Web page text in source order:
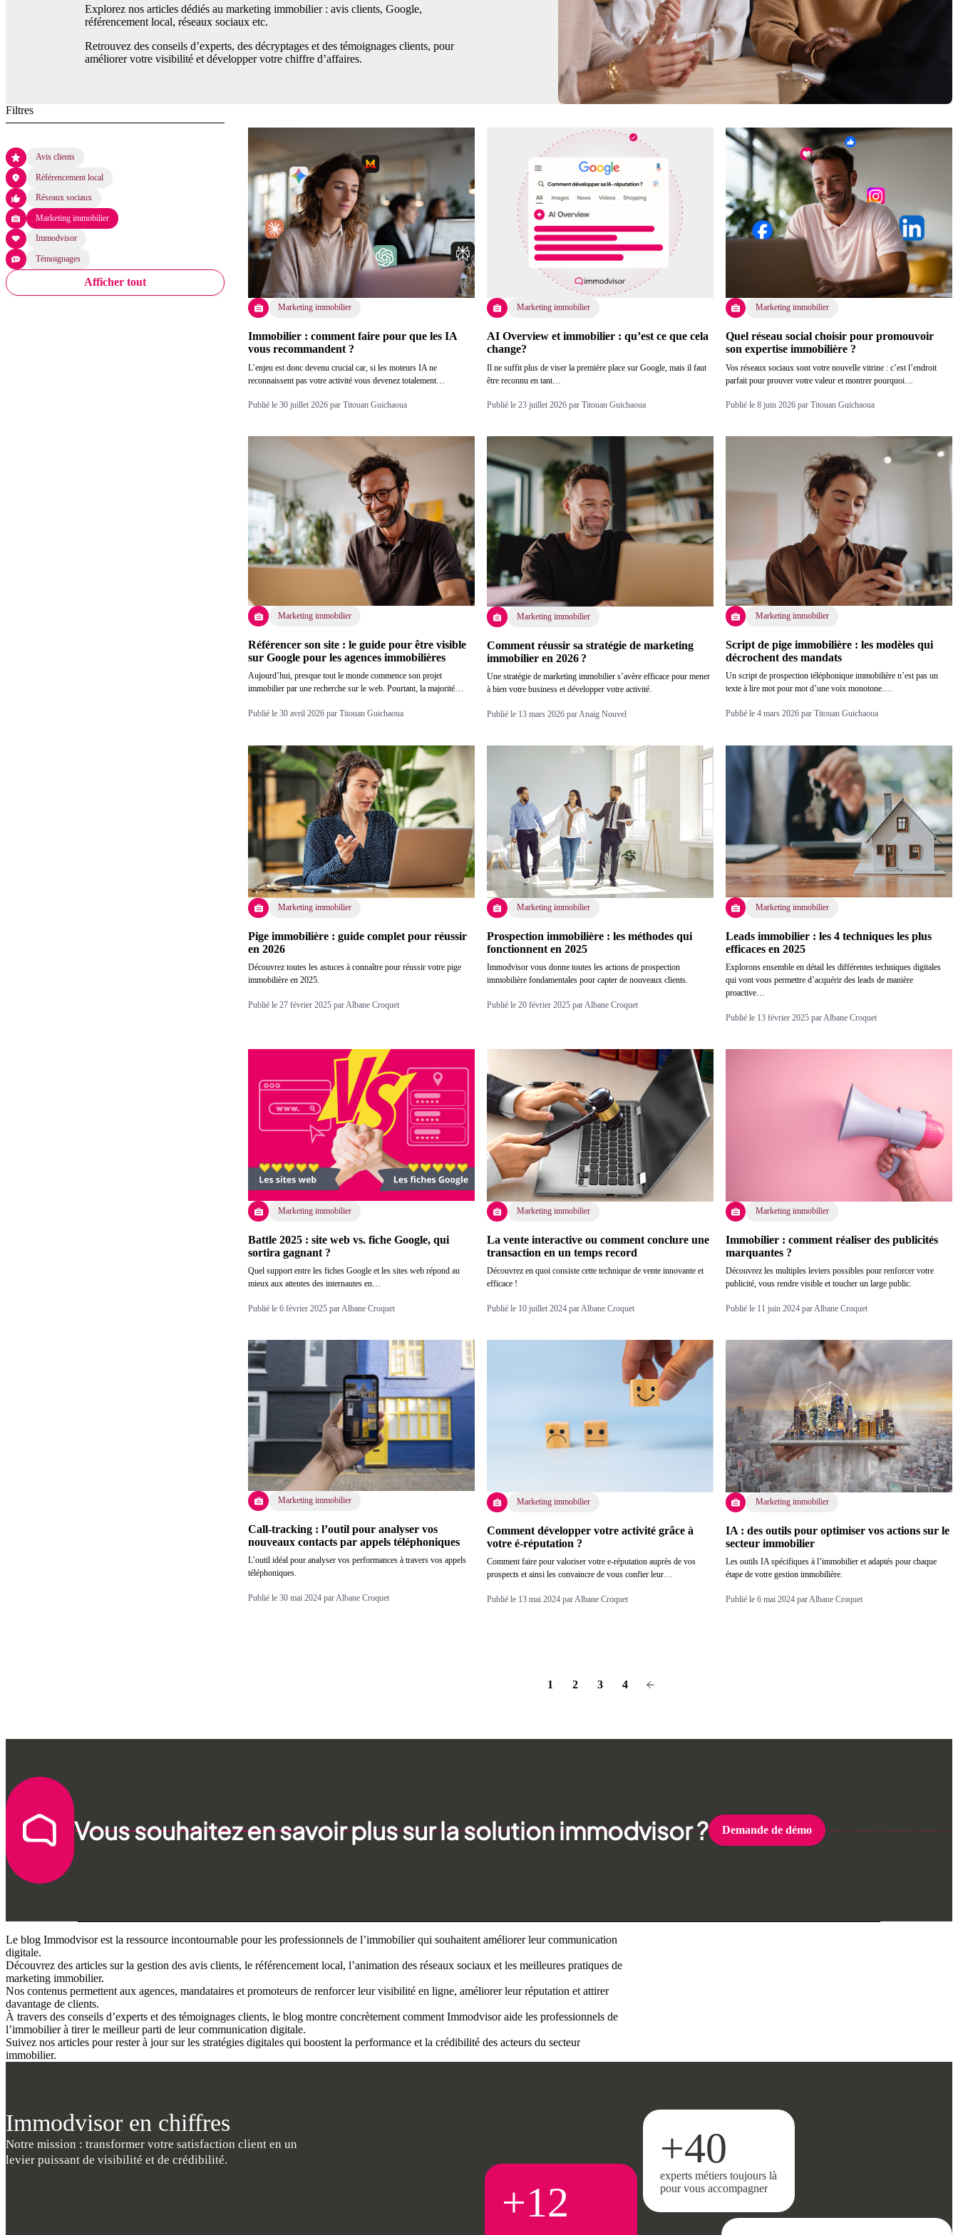
Explorez nos articles dédiés au marketing immobilier : avis clients, Google,
référencement local, réseaux sociaux etc.
Retrouvez des conseils d’experts, des décryptages et des témoignages clients, pour
améliorer votre visibilité et développer votre chiffre d’affaires.
Filtres
Avis clients
Référencement local
Réseaux sociaux
Marketing immobilier
Immodvisor
Témoignages
Afficher tout
Marketing immobilier
Immobilier : comment faire pour que les IA
vous recommandent ?
L’enjeu est donc devenu crucial car, si les moteurs IA ne
reconnaissent pas votre activité vous devenez totalement…
Publié le 30 juillet 2026 par Titouan Guichaoua
Marketing immobilier
AI Overview et immobilier : qu’est ce que cela
change?
Il ne suffit plus de viser la première place sur Google, mais il faut
être reconnu en tant…
Publié le 23 juillet 2026 par Titouan Guichaoua
Marketing immobilier
Quel réseau social choisir pour promouvoir
son expertise immobilière ?
Vos réseaux sociaux sont votre nouvelle vitrine : c’est l’endroit
parfait pour prouver votre valeur et montrer pourquoi…
Publié le 8 juin 2026 par Titouan Guichaoua
Marketing immobilier
Référencer son site : le guide pour être visible
sur Google pour les agences immobilières
Aujourd’hui, presque tout le monde commence son projet
immobilier par une recherche sur le web. Pourtant, la majorité…
Publié le 30 avril 2026 par Titouan Guichaoua
Marketing immobilier
Comment réussir sa stratégie de marketing
immobilier en 2026 ?
Une stratégie de marketing immobilier s’avère efficace pour mener
à bien votre business et développer votre activité.
Publié le 13 mars 2026 par Anaig Nouvel
Marketing immobilier
Script de pige immobilière : les modèles qui
décrochent des mandats
Un script de prospection téléphonique immobilière n’est pas un
texte à lire mot pour mot d’une voix monotone.…
Publié le 4 mars 2026 par Titouan Guichaoua
Marketing immobilier
Pige immobilière : guide complet pour réussir
en 2026
Découvrez toutes les astuces à connaître pour réussir votre pige
immobilière en 2025.
Publié le 27 février 2025 par Albane Croquet
Marketing immobilier
Prospection immobilière : les méthodes qui
fonctionnent en 2025
Immodvisor vous donne toutes les actions de prospection
immobilière fondamentales pour capter de nouveaux clients.
Publié le 20 février 2025 par Albane Croquet
Marketing immobilier
Leads immobilier : les 4 techniques les plus
efficaces en 2025
Explorons ensemble en détail les différentes techniques digitales
qui vont vous permettre d’acquérir des leads de manière
proactive…
Publié le 13 février 2025 par Albane Croquet
Marketing immobilier
Battle 2025 : site web vs. fiche Google, qui
sortira gagnant ?
Quel support entre les fiches Google et les sites web répond au
mieux aux attentes des internautes en…
Publié le 6 février 2025 par Albane Croquet
Marketing immobilier
La vente interactive ou comment conclure une
transaction en un temps record
Découvrez en quoi consiste cette technique de vente innovante et
efficace !
Publié le 10 juillet 2024 par Albane Croquet
Marketing immobilier
Immobilier : comment réaliser des publicités
marquantes ?
Découvrez les multiples leviers possibles pour renforcer votre
publicité, vous rendre visible et toucher un large public.
Publié le 11 juin 2024 par Albane Croquet
Marketing immobilier
Call-tracking : l’outil pour analyser vos
nouveaux contacts par appels téléphoniques
L’outil idéal pour analyser vos performances à travers vos appels
téléphoniques.
Publié le 30 mai 2024 par Albane Croquet
Marketing immobilier
Comment développer votre activité grâce à
votre é-réputation ?
Comment faire pour valoriser votre e-réputation auprès de vos
prospects et ainsi les convaincre de vous confier leur…
Publié le 13 mai 2024 par Albane Croquet
Marketing immobilier
IA : des outils pour optimiser vos actions sur le
secteur immobilier
Les outils IA spécifiques à l’immobilier et adaptés pour chaque
étape de votre gestion immobilière.
Publié le 6 mai 2024 par Albane Croquet
1 2 3 4
Vous souhaitez en savoir plus sur la solution immodvisor ? Demande de démo
Le blog Immodvisor est la ressource incontournable pour les professionnels de l’immobilier qui souhaitent améliorer leur communication
digitale.
Découvrez des articles sur la gestion des avis clients, le référencement local, l’animation des réseaux sociaux et les meilleures pratiques de
marketing immobilier.
Nos contenus permettent aux agences, mandataires et promoteurs de renforcer leur visibilité en ligne, améliorer leur réputation et attirer
davantage de clients.
À travers des conseils d’experts et des témoignages clients, le blog montre concrètement comment Immodvisor aide les professionnels de
l’immobilier à tirer le meilleur parti de leur communication digitale.
Suivez nos articles pour rester à jour sur les stratégies digitales qui boostent la performance et la crédibilité des acteurs du secteur
immobilier.
Immodvisor en chiffres
Notre mission : transformer votre satisfaction client en un
levier puissant de visibilité et de crédibilité.
+12
+40
experts métiers toujours là
pour vous accompagner